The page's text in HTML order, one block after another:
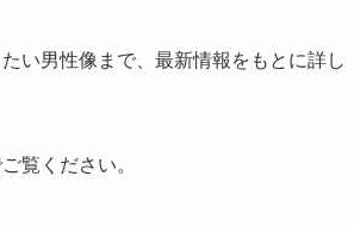
い男性像まで、最新情報をもとに詳し
覧ください。